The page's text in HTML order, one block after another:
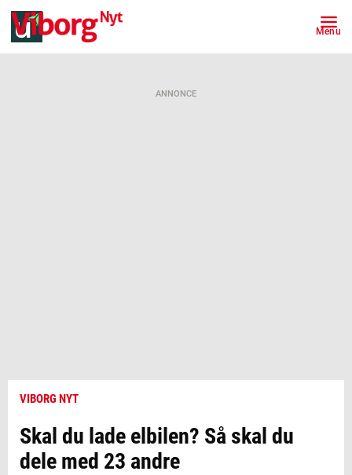
Menu
ANNONCE
VIBORG NYT
Skal du lade elbilen? Så skal du
dele med 23 andre